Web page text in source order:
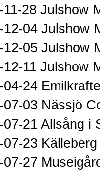
11-28 Julshow
12-04 Julshow
12-05 Julshow
12-11 Julshow
04-24
07-03 Nässjö
07-21 Allsång i
07-23
07-27